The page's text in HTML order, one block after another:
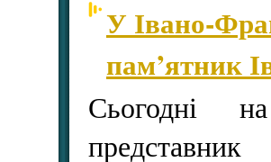
У Івано-
пам’ятник
Сьогодні